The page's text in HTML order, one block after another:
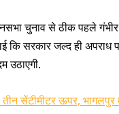
चुनाव से ठीक पहले
कि सरकार जल्द ही अपराध
उठाएगी.
तीन सेंटीमीटर ऊपर,